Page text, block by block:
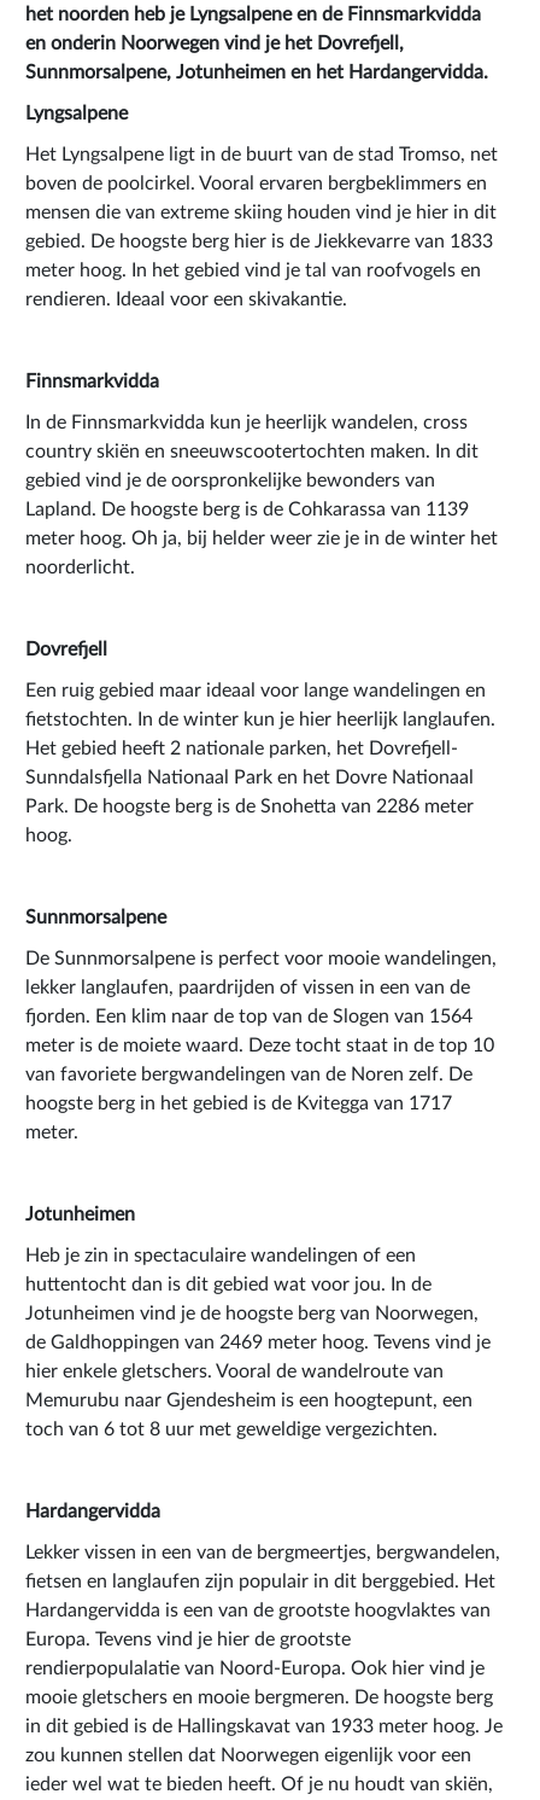
het noorden heb je Lyngsalpene en de Finnsmarkvidda
en onderin Noorwegen vind je het Dovrefjell,
Sunnmorsalpene, Jotunheimen en het Hardangervidda.
Lyngsalpene
Het Lyngsalpene ligt in de buurt van de stad Tromso, net
boven de poolcirkel. Vooral ervaren bergbeklimmers en
mensen die van extreme skiing houden vind je hier in dit
gebied. De hoogste berg hier is de Jiekkevarre van 1833
meter hoog. In het gebied vind je tal van roofvogels en
rendieren. Ideaal voor een skivakantie.
Finnsmarkvidda
In de Finnsmarkvidda kun je heerlijk wandelen, cross
country skiën en sneeuwscootertochten maken. In dit
gebied vind je de oorspronkelijke bewonders van
Lapland. De hoogste berg is de Cohkarassa van 1139
meter hoog. Oh ja, bij helder weer zie je in de winter het
noorderlicht.
Dovrefjell
Een ruig gebied maar ideaal voor lange wandelingen en
fietstochten. In de winter kun je hier heerlijk langlaufen.
Het gebied heeft 2 nationale parken, het Dovrefjell-
Sunndalsfjella Nationaal Park en het Dovre Nationaal
Park. De hoogste berg is de Snohetta van 2286 meter
hoog.
Sunnmorsalpene
De Sunnmorsalpene is perfect voor mooie wandelingen,
lekker langlaufen, paardrijden of vissen in een van de
fjorden. Een klim naar de top van de Slogen van 1564
meter is de moiete waard. Deze tocht staat in de top 10
van favoriete bergwandelingen van de Noren zelf. De
hoogste berg in het gebied is de Kvitegga van 1717
meter.
Jotunheimen
Heb je zin in spectaculaire wandelingen of een
huttentocht dan is dit gebied wat voor jou. In de
Jotunheimen vind je de hoogste berg van Noorwegen,
de Galdhoppingen van 2469 meter hoog. Tevens vind je
hier enkele gletschers. Vooral de wandelroute van
Memurubu naar Gjendesheim is een hoogtepunt, een
toch van 6 tot 8 uur met geweldige vergezichten.
Hardangervidda
Lekker vissen in een van de bergmeertjes, bergwandelen,
fietsen en langlaufen zijn populair in dit berggebied. Het
Hardangervidda is een van de grootste hoogvlaktes van
Europa. Tevens vind je hier de grootste
rendierpopulalatie van Noord-Europa. Ook hier vind je
mooie gletschers en mooie bergmeren. De hoogste berg
in dit gebied is de Hallingskavat van 1933 meter hoog. Je
zou kunnen stellen dat Noorwegen eigenlijk voor een
ieder wel wat te bieden heeft. Of je nu houdt van skiën,